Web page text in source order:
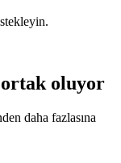
oluyor
daha fazlasına